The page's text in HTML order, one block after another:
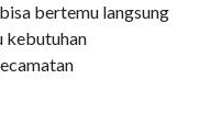
bertemu langsung
kebutuhan